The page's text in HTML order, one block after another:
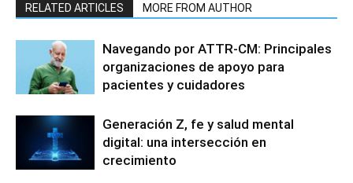
RELATED ARTICLES MORE FROM AUTHOR
Navegando por ATTR-CM: Principales
organizaciones de apoyo para
pacientes y cuidadores
Generación Z, fe y salud mental
digital: una intersección en
crecimiento